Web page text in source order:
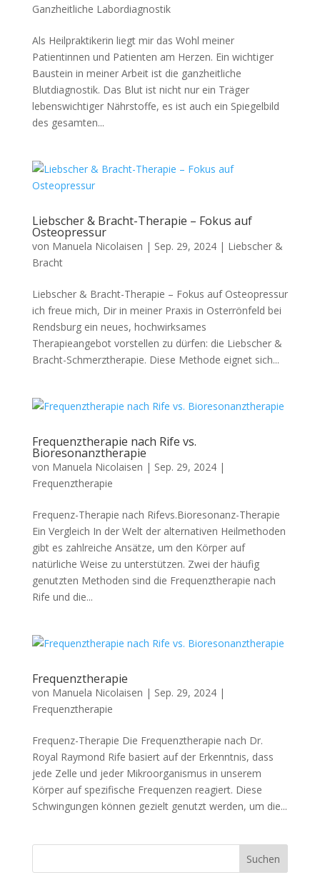
Ganzheitliche Labordiagnostik
Als Heilpraktikerin liegt mir das Wohl meiner
Patientinnen und Patienten am Herzen. Ein wichtiger
Baustein in meiner Arbeit ist die ganzheitliche
Blutdiagnostik. Das Blut ist nicht nur ein Träger
lebenswichtiger Nährstoffe, es ist auch ein Spiegelbild
des gesamten...
Liebscher & Bracht-Therapie – Fokus auf
Osteopressur
von Manuela Nicolaisen | Sep. 29, 2024| Liebscher &
Bracht
Liebscher & Bracht-Therapie – Fokus auf Osteopressur
ich freue mich, Dir in meiner Praxis in Osterrönfeld bei
Rendsburg ein neues, hochwirksames
Therapieangebot vorstellen zu dürfen: die Liebscher &
Bracht-Schmerztherapie. Diese Methode eignet sich...
Frequenztherapie nach Rife vs.
Bioresonanztherapie
von Manuela Nicolaisen | Sep. 29, 2024|
Frequenztherapie
Frequenz-Therapie nach Rifevs.Bioresonanz-Therapie
Ein Vergleich In der Welt der alternativen Heilmethoden
gibt es zahlreiche Ansätze, um den Körper auf
natürliche Weise zu unterstützen. Zwei der häufig
genutzten Methoden sind die Frequenztherapie nach
Rife und die...
Frequenztherapie
von Manuela Nicolaisen | Sep. 29, 2024|
Frequenztherapie
Frequenz-Therapie Die Frequenztherapie nach Dr.
Royal Raymond Rife basiert auf der Erkenntnis, dass
jede Zelle und jeder Mikroorganismus in unserem
Körper auf spezifische Frequenzen reagiert. Diese
Schwingungen können gezielt genutzt werden, um die...